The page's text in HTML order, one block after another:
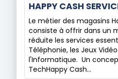
HAPPY CASH
Le métier des magasins
consiste à offrir dans un
réduite les services
Téléphonie, les Jeux
l'Informatique. Un
TechHappy Cash…